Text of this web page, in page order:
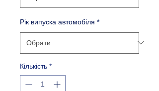
Рік випуска автомобіля *
Кількість *